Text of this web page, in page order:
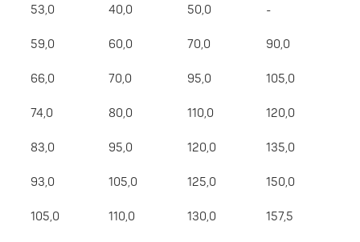
53,0 40,0 50,0 -
59,0 60,0 70,0 90,0
66,0 70,0 95,0 105,0
74,0 80,0 110,0 120,0
83,0 95,0 120,0 135,0
93,0 105,0 125,0 150,0
105,0 110,0 130,0 157,5